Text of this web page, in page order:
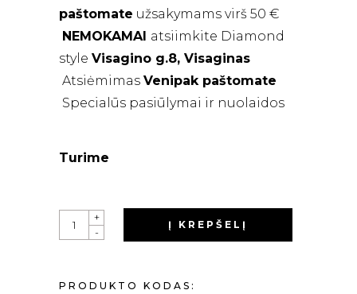
paštomate užsakymams virš 50 €
NEMOKAMAI atsiimkite Diamond
style Visagino g.8, Visaginas
Atsiėmimas Venipakpaštomate
Specialūs pasiūlymai ir nuolaidos
Turime
QUANTITY
-
+
Į KREPŠELĮ
PRODUKTO KODAS: